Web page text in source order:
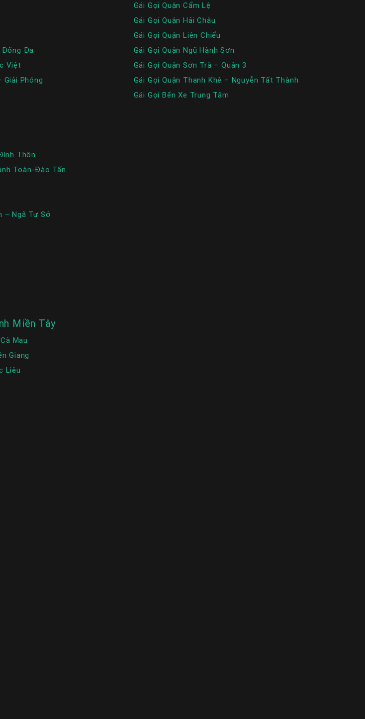
Đống Đa
Việt
Giải Phóng
Thôn
Toàn-Đào Tấn
– Ngã Tư Sở
Gái Gọi Quận Cẩm Lệ
Gái Gọi Quận Hải Châu
Gái Gọi Quận Liên Chiểu
Gái Gọi Quận Ngũ Hành Sơn
Gái Gọi Quận Sơn Trà – Quận 3
Gái Gọi Quận Thanh Khê – Nguyễn Tất Thành
Gái Gọi Bến Xe Trung Tâm
Miền Tây
Mau
Giang
Liêu